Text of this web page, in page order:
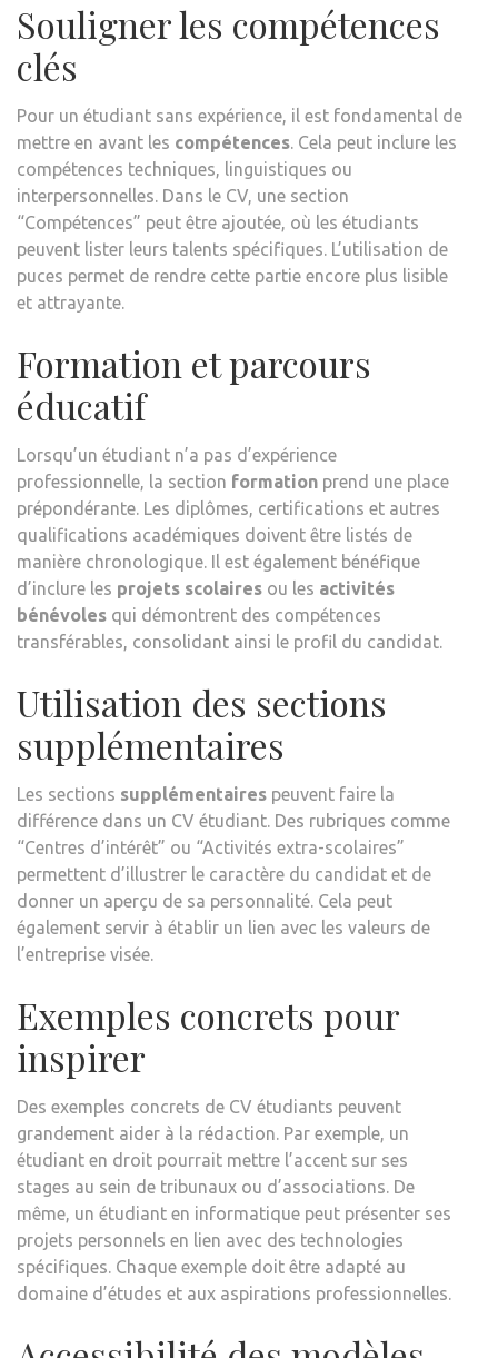
Souligner les compétences
clés
Pour un étudiant sans expérience, il est fondamental de
mettre en avant les compétences. Cela peut inclure les
compétences techniques, linguistiques ou
interpersonnelles. Dans le CV, une section
“Compétences” peut être ajoutée, où les étudiants
peuvent lister leurs talents spécifiques. L’utilisation de
puces permet de rendre cette partie encore plus lisible
et attrayante.
Formation et parcours
éducatif
Lorsqu’un étudiant n’a pas d’expérience
professionnelle, la section formation prend une place
prépondérante. Les diplômes, certifications et autres
qualifications académiques doivent être listés de
manière chronologique. Il est également bénéfique
d’inclure les projets scolaires ou les activités
bénévoles qui démontrent des compétences
transférables, consolidant ainsi le profil du candidat.
Utilisation des sections
supplémentaires
Les sections supplémentaires peuvent faire la
différence dans un CV étudiant. Des rubriques comme
“Centres d’intérêt” ou “Activités extra-scolaires”
permettent d’illustrer le caractère du candidat et de
donner un aperçu de sa personnalité. Cela peut
également servir à établir un lien avec les valeurs de
l’entreprise visée.
Exemples concrets pour
inspirer
Des exemples concrets de CV étudiants peuvent
grandement aider à la rédaction. Par exemple, un
étudiant en droit pourrait mettre l’accent sur ses
stages au sein de tribunaux ou d’associations. De
même, un étudiant en informatique peut présenter ses
projets personnels en lien avec des technologies
spécifiques. Chaque exemple doit être adapté au
domaine d’études et aux aspirations professionnelles.